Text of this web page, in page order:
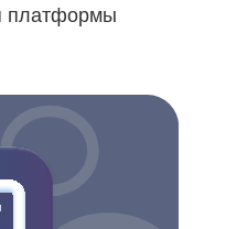
платформы